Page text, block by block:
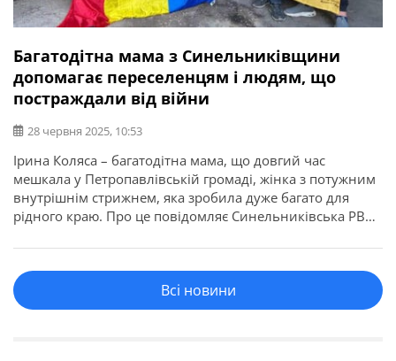
Багатодітна мама з Синельниківщини
допомагає переселенцям і людям, що
постраждали від війни
28 червня 2025, 10:53
Ірина Коляса – багатодітна мама, що довгий час
мешкала у Петропавлівській громаді, жінка з потужним
внутрішнім стрижнем, яка зробила дуже багато для
рідного краю. Про це повідомляє Синельниківська РВА.
зламати будь-кого. Та вона не зламалась, а навпаки —
зібралась і пішла далі. Заснувала громадську
організацію «Ми Єдині […]Всі новини